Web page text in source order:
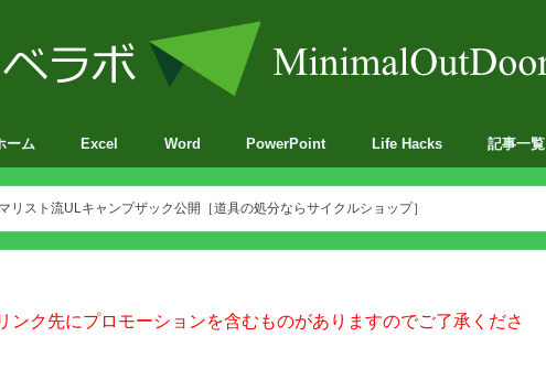
ーム Excel
VBA
Word PowerPoint Life Hacks 記事一覧
リスト流ULキャンプザック公開［道具の処分ならサイクルショップ］
ク先にプロモーションを含むものがありますのでご了承くださ